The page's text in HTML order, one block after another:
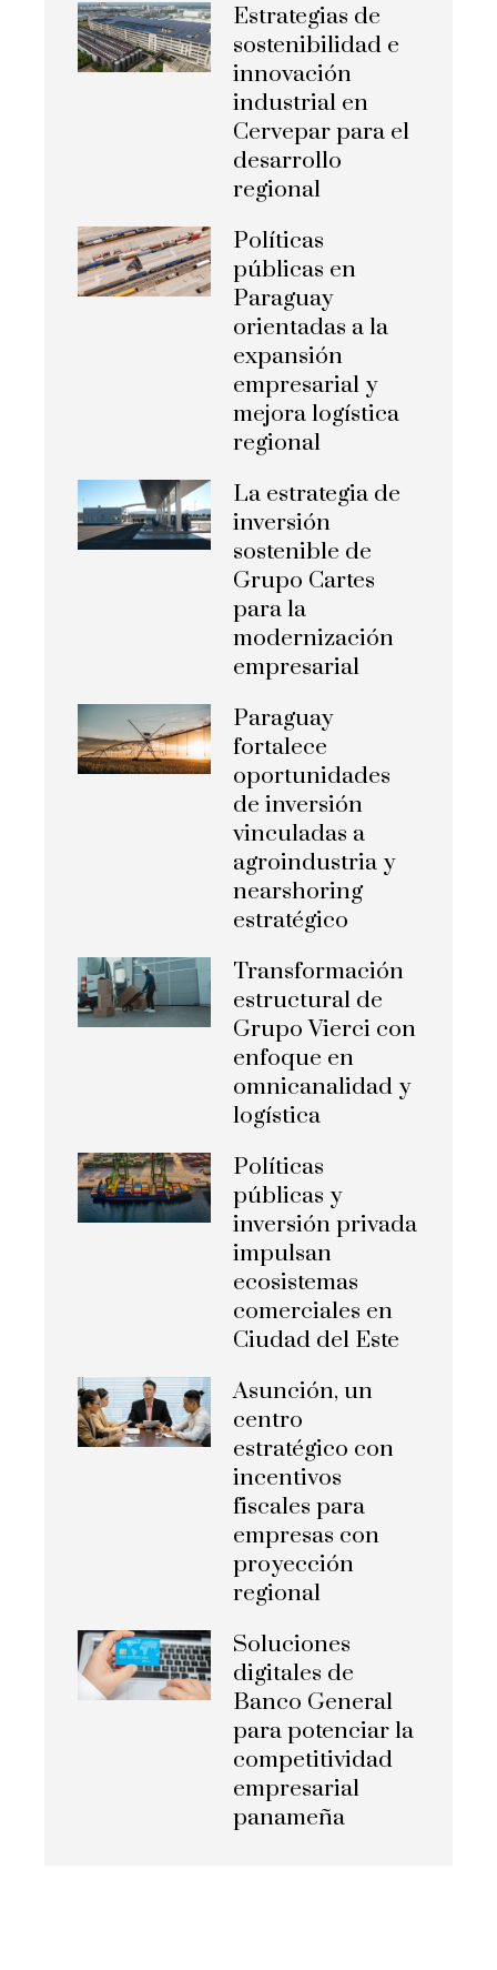
Estrategias de
sostenibilidad e
innovación
industrial en
Cervepar para el
desarrollo
regional
Políticas
públicas en
Paraguay
orientadas a la
expansión
empresarial y
mejora logística
regional
La estrategia de
inversión
sostenible de
Grupo Cartes
para la
modernización
empresarial
Paraguay
fortalece
oportunidades
de inversión
vinculadas a
agroindustria y
nearshoring
estratégico
Transformación
estructural de
Grupo Vierci con
enfoque en
omnicanalidad y
logística
Políticas
públicas y
inversión privada
impulsan
ecosistemas
comerciales en
Ciudad del Este
Asunción, un
centro
estratégico con
incentivos
fiscales para
empresas con
proyección
regional
Soluciones
digitales de
Banco General
para potenciar la
competitividad
empresarial
panameña